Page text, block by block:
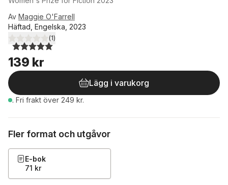
Av Maggie O'Farrell
Häftad, Engelska, 2023
5,0utav 5 stjärnor. Totalt antal röster:
(1)
139 kr
Lägg i varukorg
. Fri frakt över 249 kr.
Fler format och utgåvor
E-bok
71 kr